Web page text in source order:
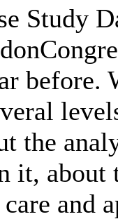
Study
before.
the
about
and